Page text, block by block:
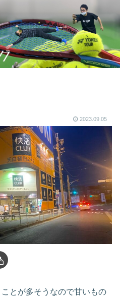
2023.09.05
ことが多そうなので甘いもの